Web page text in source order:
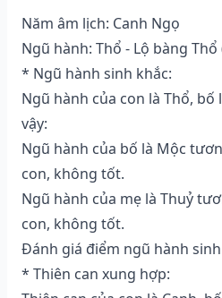
Năm âm lịch: Canh Ngọ
Ngũ hành: Thổ - Lộ bàng
* Ngũ hành sinh khắc:
Ngũ hành của con là Thổ, bố
vậy:
Ngũ hành của bố là Mộc
con, không tốt.
Ngũ hành của mẹ là Thuỷ
con, không tốt.
Đánh giá điểm ngũ hành
* Thiên can xung hợp: